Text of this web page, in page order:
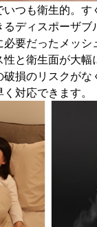
つも衛生的。す
ディスポーザブ
要だったメッシ
と衛生面が大幅
損のリスクが
対応できます。